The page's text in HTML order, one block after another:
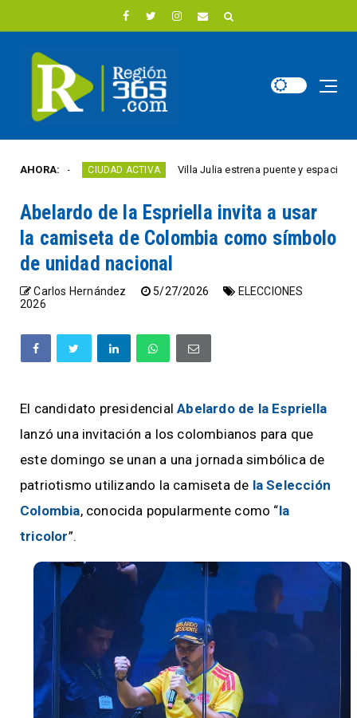
AHORA:CIUDAD ACTIVA Villa Julia estrena puente y espacios
Abelardo de la Espriella invita a usar
la camiseta de Colombia como símbolo
de unidad nacional
Carlos Hernández 5/27/2026
ELECCIONES
2026
El candidato presidencialAbelardo de la Espriella
lanzó una invitación a los colombianos para que
este domingo se unan a una jornada simbólica de
patriotismo utilizando la camiseta de la Selección
Colombia, conocida popularmente como “la
tricolor”.